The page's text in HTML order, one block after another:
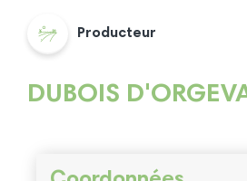
Producteur
DUBOIS